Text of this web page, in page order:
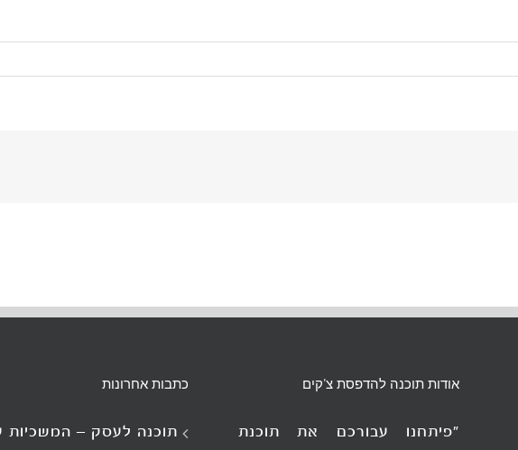
אודות תוכנה להדפסת צ'קים
"פיתחנו עבורכם את תוכנת
כתבות אחרונות
תוכנה לעסק – המשכיות